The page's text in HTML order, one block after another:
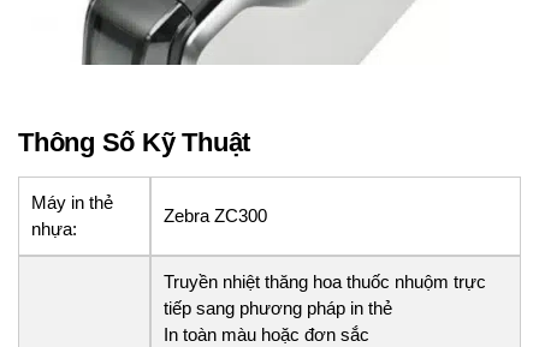
Thông Số Kỹ Thuật
Máy in thẻ
nhựa:
Zebra ZC300
Truyền nhiệt thăng hoa thuốc nhuộm trực
tiếp sang phương pháp in thẻ
In toàn màu hoặc đơn sắc